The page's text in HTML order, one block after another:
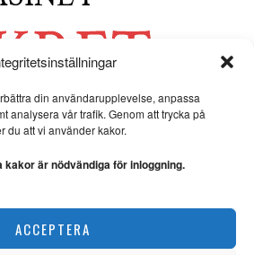
din användarupplevelse, anpassa
analysera vår trafik. Genom att trycka på
du att vi använder kakor.
är nödvändiga för inloggning.
ACCEPTERA